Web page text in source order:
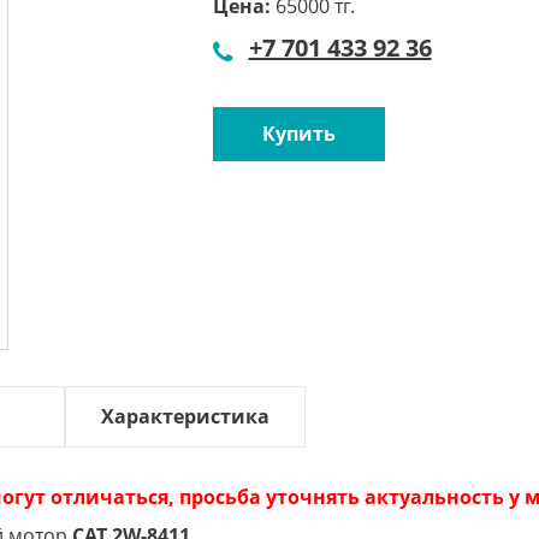
Цена: 65000 тг.
+7 701 433 92 36
Купить
Характеристика
отличаться, просьба уточнять актуальность